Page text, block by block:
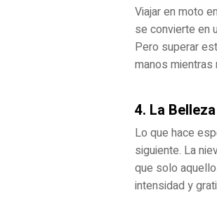
Viajar en moto
se convierte en
Pero superar
manos mientras
4. La
Lo que hace
siguiente. La
que solo
intensidad y